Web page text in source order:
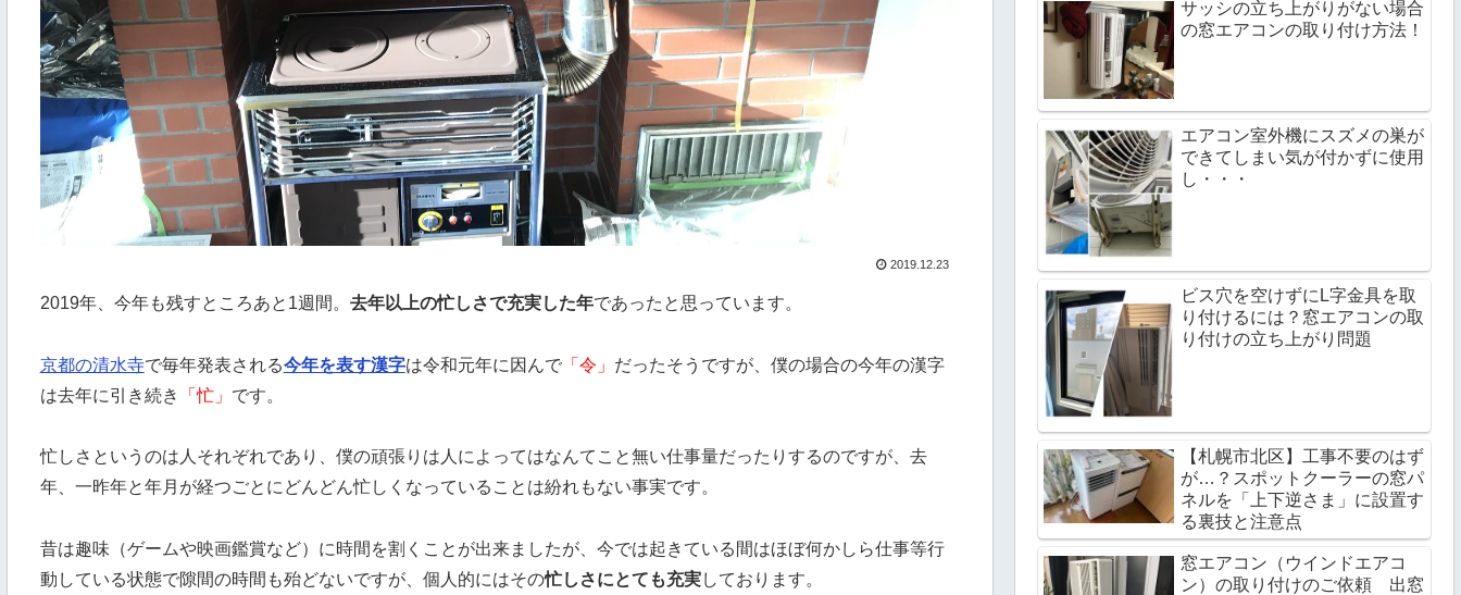
2019.12.23
2019年、今年も残すところあと1週間。 去年以上の忙しさで充実した年であったと思っています。
京都の清水寺で毎年発表される今年を表す漢字は令和元年に因んで「令」 だったそうですが、僕の場合の今年の漢字
は去年に引き続き
「忙」 です。
忙しさというのは人それぞれであり、僕の頑張りは人によってはなんてこと無い仕事量だったりするのですが、去
年、一昨年と年月が経つごとにどんどん忙しくなっていることは紛れもない事実です。
昔は趣味（ゲームや映画鑑賞など）に時間を割くことが出来ましたが、今では起きている間はほぼ何かしら仕事等行
動している状態で隙間の時間も殆どないですが、個人的にはその忙しさにとても充実しております。
サッシの立ち上がりがない場合
の窓エアコンの取り付け方法！
エアコン室外機にスズメの巣が
できてしまい気が付かずに使用
し・・・
ビス穴を空けずにL字金具を取
り付けるには？窓エアコンの取
り付けの立ち上がり問題
【札幌市北区】工事不要のはず
が…？スポットクーラーの窓パ
ネルを「上下逆さま」に設置す
る裏技と注意点
窓エアコン（ウインドエアコ
ン）の取り付けのご依頼 出窓